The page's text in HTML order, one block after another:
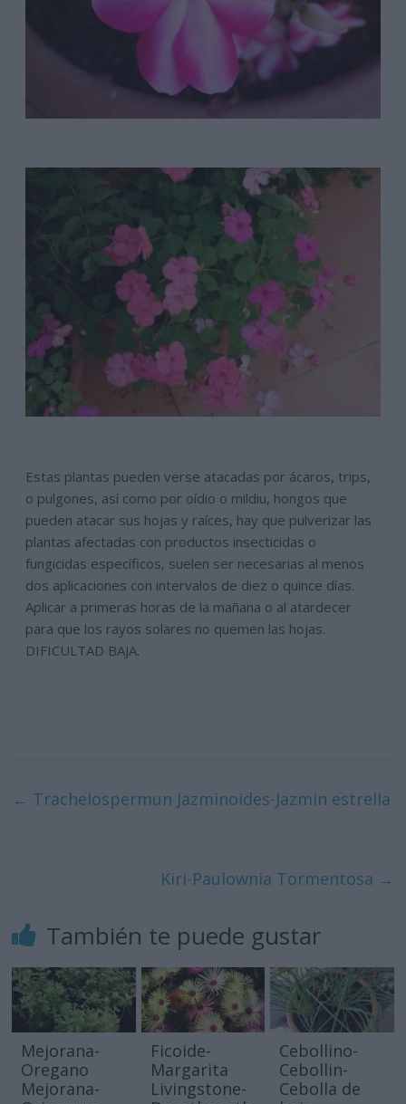
Estas plantas pueden verse atacadas por ácaros, trips,
o pulgones, así como por oídio o mildiu, hongos que
pueden atacar sus hojas y raíces, hay que pulverizar las
plantas afectadas con productos insecticidas o
fungicidas específicos, suelen ser necesarias al menos
dos aplicaciones con intervalos de diez o quince días.
Aplicar a primeras horas de la mañana o al atardecer
para que los rayos solares no quemen las hojas.
DIFICULTAD BAJA.
← Trachelospermun Jazminoides-Jazmin estrella
Kiri-Paulownia Tormentosa →
También te puede gustar
Mejorana-
Oregano
Mejorana-
Ficoide-
Margarita
Livingstone-
Cebollino-
Cebollin-
Cebolla de